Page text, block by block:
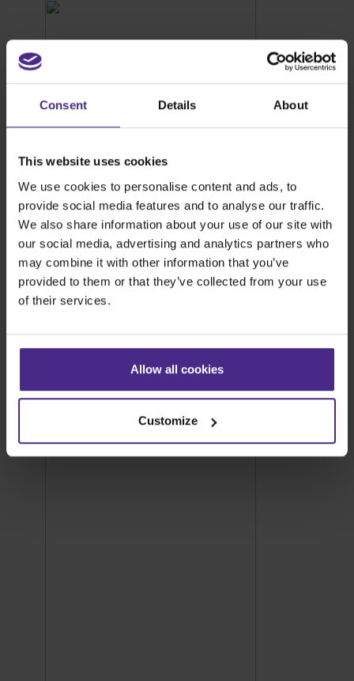
Consent Details About
This website uses cookies
We use cookies to personalise content and ads, to
provide social media features and to analyse our traffic.
We also share information about your use of our site with
our social media, advertising and analytics partners who
may combine it with other information that you’ve
provided to them or that they’ve collected from your use
of their services.
Allow all cookies
Customize